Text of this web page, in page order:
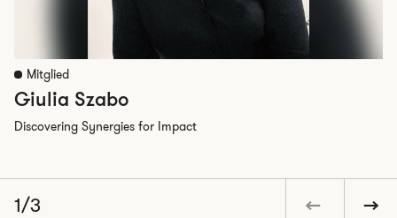
Mitglied
Giulia Szabo
Discovering Synergies for Impact
1/3